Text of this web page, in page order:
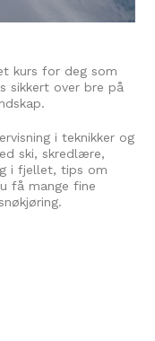
kurs for deg som
sikkert over bre på
i teknikker og
ski, skredlære,
i fjellet, tips om
få mange fine